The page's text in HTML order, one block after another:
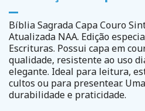
Bíblia Sagrada Capa Couro
Atualizada NAA. Edição
Escrituras. Possui capa em
qualidade, resistente ao uso
elegante. Ideal para leitura,
cultos ou para presentear.
durabilidade e praticidade.